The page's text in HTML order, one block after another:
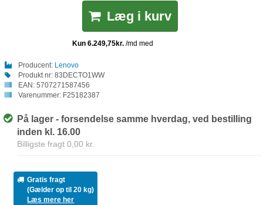
Læg i kurv
Producent: Lenovo
Produkt nr: 83DECTO1WW
EAN: 5707271587456
Varenummer: F25182387
På lager - forsendelse samme hverdag, ved bestilling
inden kl. 16.00
Billigste fragt 0,00 kr.
Gratis fragt
(Gælder op til 20 kg)
Læs mere her